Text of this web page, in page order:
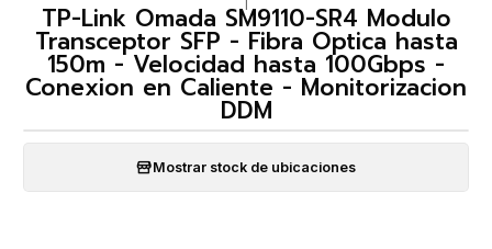
TP-Link Omada SM9110-SR4 Modulo
Transceptor SFP - Fibra Optica hasta
150m - Velocidad hasta 100Gbps -
Conexion en Caliente - Monitorizacion
DDM
Mostrar stock de ubicaciones